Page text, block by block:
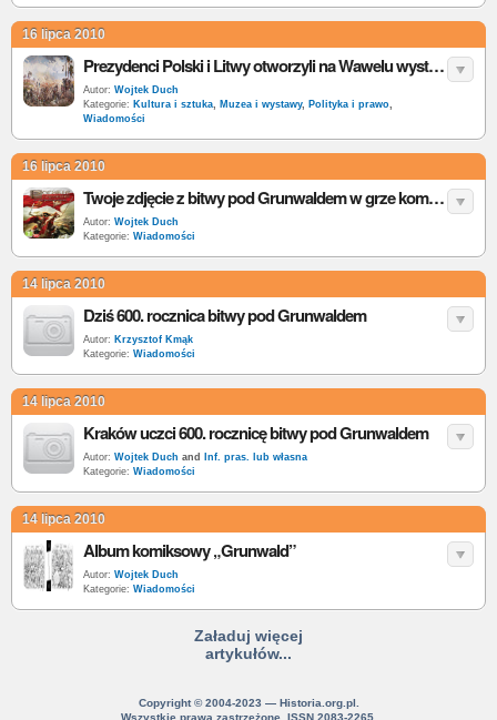
16 lipca 2010
Prezydenci Polski i Litwy otworzyli na Wawelu wystawę „Na znak świetnego zwycięstwa”
Autor: Wojtek Duch
Kategorie: Kultura i sztuka, Muzea i wystawy, Polityka i prawo,
Wiadomości
16 lipca 2010
Twoje zdjęcie z bitwy pod Grunwaldem w grze komputerowej Polskie Imperium
Autor: Wojtek Duch
Kategorie: Wiadomości
14 lipca 2010
Dziś 600. rocznica bitwy pod Grunwaldem
Autor: Krzysztof Kmąk
Kategorie: Wiadomości
14 lipca 2010
Kraków uczci 600. rocznicę bitwy pod Grunwaldem
Autor: Wojtek Duch and
Inf. pras. lub własna
Kategorie: Wiadomości
14 lipca 2010
Album komiksowy „Grunwald”
Autor: Wojtek Duch
Kategorie: Wiadomości
Załaduj więcej
artykułów...
Copyright © 2004-2023 — Historia.org.pl.
Wszystkie prawa zastrzeżone. ISSN 2083-2265.